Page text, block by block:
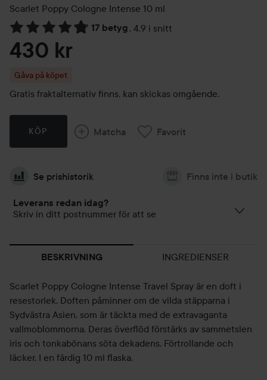
Scarlet Poppy Cologne Intense 10 ml
17 betyg , 4.9 i snitt
Hoppa till Betyg & kommentarer
430 kr
Gåva på köpet
Gratis fraktalternativ finns, kan skickas omgående.
KÖP Matcha Favorit
Se prishistorik Finns inte i butik
Leverans redan idag?
Skriv in ditt postnummer för att se
BESKRIVNING INGREDIENSER
Scarlet Poppy Cologne Intense Travel Spray är en doft i
resestorlek. Doften påminner om de vilda stäpparna i
Sydvästra Asien, som är täckta med de extravaganta
vallmoblommorna. Deras överflöd förstärks av sammetslen
iris och tonkabönans söta dekadens. Förtrollande och
läcker. I en färdig 10 ml flaska.